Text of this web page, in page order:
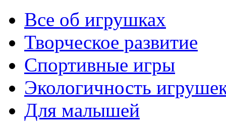
Все об игрушках
Творческое развитие
Спортивные игры
Экологичность
Для малышей